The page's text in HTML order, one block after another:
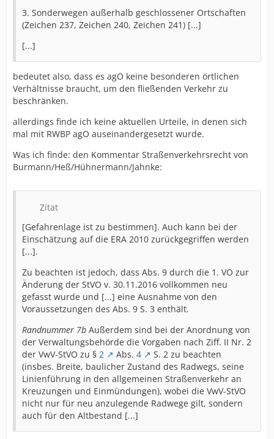
3. Sonderwegen außerhalb geschlossener Ortschaften
(Zeichen 237, Zeichen 240, Zeichen 241) [...]
[...]
bedeutet also, dass es agO keine besonderen örtlichen
Verhältnisse braucht, um den fließenden Verkehr zu
beschränken.
allerdings finde ich keine aktuellen Urteile, in denen sich
mal mit RWBP agO auseinandergesetzt wurde.
Was ich finde: den Kommentar Straßenverkehrsrecht von
Burmann/Heß/Hühnermann/Jahnke:
Zitat
[Gefahrenlage ist zu bestimmen]. Auch kann bei der
Einschätzung auf die ERA 2010 zurückgegriffen werden
[...].
Zu beachten ist jedoch, dass Abs. 9 durch die 1. VO zur
Änderung der StVO v. 30.11.2016 vollkommen neu
gefasst wurde und [...] eine Ausnahme von den
Voraussetzungen des Abs. 9 S. 3 enthält.
Randnummer 7b Außerdem sind bei der Anordnung von
der Verwaltungsbehörde die Vorgaben nach Ziff. II Nr. 2
der VwV-StVO zu § 2 Abs. 4
S. 2 zu beachten
(insbes. Breite, baulicher Zustand des Radwegs, seine
Linienführung in den allgemeinen Straßenverkehr an
Kreuzungen und Einmündungen), wobei die VwV-StVO
nicht nur für neu anzulegende Radwege gilt, sondern
auch für den Altbestand [...]